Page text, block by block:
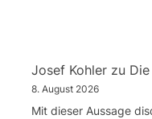
Josef Kohler zu
8. August 2026
Mit dieser Aussage